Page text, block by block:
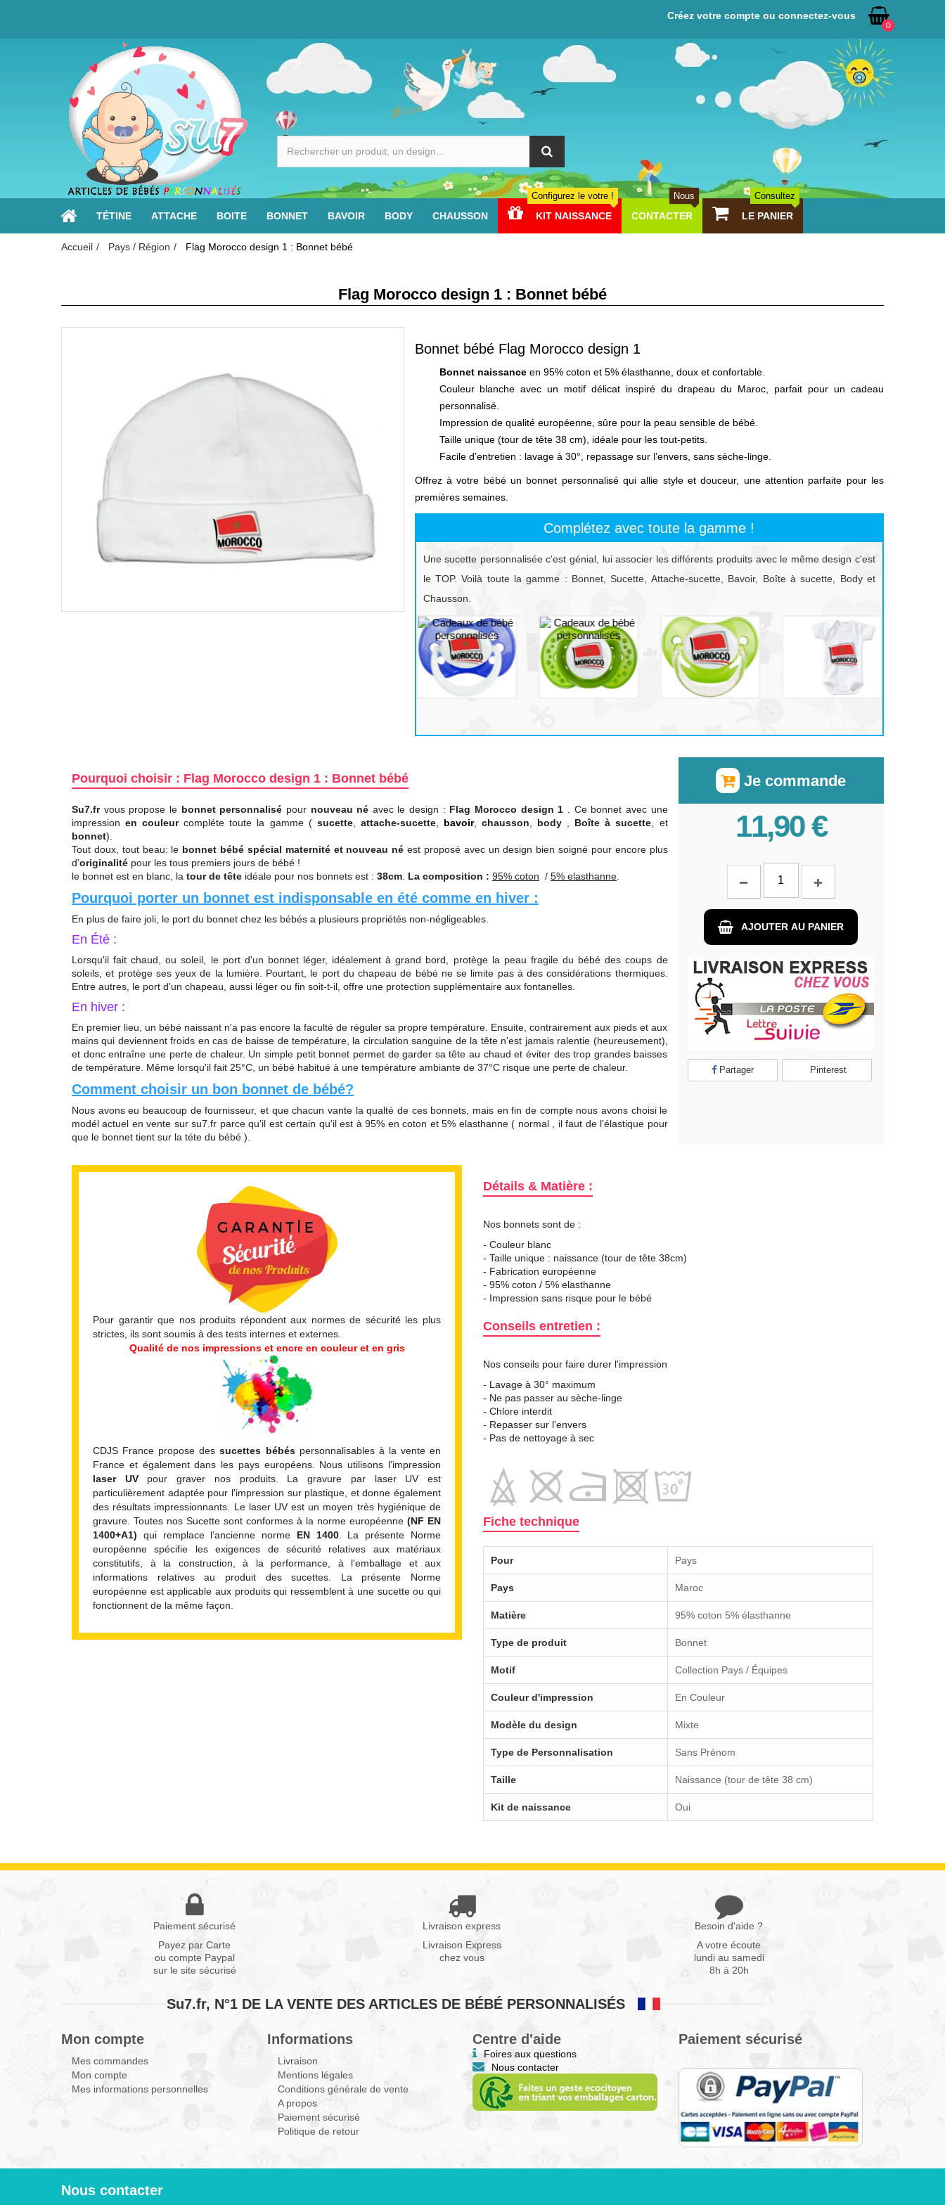
0
Créez votre compte ou connectez-vous
TÉTINE ATTACHE BOITE BONNET BAVOIR BODY CHAUSSON KIT NAISSANCE
Configurez le votre !
CONTACTER
Nous
LE PANIER
Consultez
Accueil Pays / Région Flag Morocco design 1 : Bonnet bébé
Flag Morocco design 1 : Bonnet bébé
Bonnet bébé Flag Morocco design 1
Bonnet naissanceen 95% coton et 5% élasthanne, doux et confortable.
Couleur blanche avec un motif délicat inspiré du drapeau du Maroc, parfait pour un cadeau
personnalisé.
Impression de qualité européenne, sûre pour la peau sensible de bébé.
Taille unique (tour de tête 38 cm), idéale pour les tout-petits.
Facile d’entretien : lavage à 30°, repassage sur l’envers, sans sèche-linge.
Offrez à votre bébé un bonnet personnalisé qui allie style et douceur, une attention parfaite pour les
premières semaines.
Complétez avec toute la gamme !
Une sucette personnalisée c'est génial, lui associer les différents produits avec le même design c'est
le TOP. Voilà toute la gamme : Bonnet, Sucette, Attache-sucette, Bavoir, Boîte à sucette, Body et
Chausson.
prev
Pourquoi choisir : Flag Morocco design 1 : Bonnet bébé
Su7.frvous propose le bonnet personnalisé pour nouveau né avec le design : Flag Morocco design 1
. Ce bonnet avec une
impressionen couleurcompléte toute la gamme ( sucette, attache-sucette, bavoir, chausson body Boîte à sucette , et
bonnet).
Tout doux, tout beau: le bonnet bébé spécial maternité et nouveau né est proposé avec un design bien soigné pour encore plus
d’originalité pour les tous premiers jours de bébé !
le bonnet est en blanc, la tour de tête idéale pour nos bonnets est : 38cm La composition : 95% coton / 5% elasthanne
Pourquoi porter un bonnet est indisponsable en été comme en hiver :
En plus de faire joli, le port du bonnet chez les bébés a plusieurs propriétés non-négligeables.
En Été :
Lorsqu'il fait chaud, ou soleil, le port d'un bonnet léger, idéalement à grand bord, protège la peau fragile du bébé des coups de
soleils, et protège ses yeux de la lumière. Pourtant, le port du chapeau de bébé ne se limite pas à des considérations thermiques.
Entre autres, le port d'un chapeau, aussi léger ou fin soit-t-il, offre une protection supplémentaire aux fontanelles.
En hiver :
En premier lieu, un bébé naissant n'a pas encore la faculté de réguler sa propre température. Ensuite, contrairement aux pieds et aux
mains qui deviennent froids en cas de baisse de température, la circulation sanguine de la tête n'est jamais ralentie (heureusement),
et donc entraîne une perte de chaleur. Un simple petit bonnet permet de garder sa tête au chaud et éviter des trop grandes baisses
de température. Même lorsqu'il fait 25°C, un bébé habitué à une température ambiante de 37°C risque une perte de chaleur.
Comment choisir un bon bonnet de bébé?
Nous avons eu beaucoup de fournisseur, et que chacun vante la qualté de ces bonnets, mais en fin de compte nous avons choisi le
modél actuel en vente sur su7.fr parce qu'il est certain qu'il est à 95% en coton et 5% elasthanne ( normal , il faut de l'élastique pour
que le bonnet tient sur la téte du bébé ).
Je commande
11,90 €
AJOUTER AU PANIER
Partager Pinterest
Pour garantir que nos produits répondent aux normes de sécurité les plus
strictes, ils sont soumis à des tests internes et externes.
Qualité de nos impressions et encre en couleur et en gris
CDJS France propose dessucettes bébéspersonnalisables à la vente en
France et également dans les pays européens. Nous utilisons l’impression
laser UVpour graver nos produits. La gravure par laser UV est
particulièrement adaptée pour l'impression sur plastique, et donne également
des résultats impressionnants. Le laser UV est un moyen très hygiénique de
gravure. Toutes nos Sucette sont conformes à la norme européenne (NF EN
1400+A1) qui remplace l’ancienne norme EN 1400. La présente Norme
européenne spécifie les exigences de sécurité relatives aux matériaux
constitutifs, à la construction, à la performance, à l'emballage et aux
informations relatives au produit des sucettes. La présente Norme
européenne est applicable aux produits qui ressemblent à une sucette ou qui
fonctionnent de la même façon.
Détails & Matière :
Nos bonnets sont de :
- Couleur blanc
- Taille unique : naissance (tour de tête 38cm)
- Fabrication européenne
- 95% coton / 5% elasthanne
- Impression sans risque pour le bébé
Conseils entretien :
Nos conseils pour faire durer l'impression
- Lavage à 30° maximum
- Ne pas passer au sèche-linge
- Chlore interdit
- Repasser sur l'envers
- Pas de nettoyage à sec
Fiche technique
Pour Pays
Pays Maroc
Matière 95% coton 5% élasthanne
Type de produit Bonnet
Motif Collection Pays / Équipes
Couleur d'impression En Couleur
Modèle du design Mixte
Type de Personnalisation Sans Prénom
Taille Naissance (tour de tête 38 cm)
Kit de naissance Oui
Paiement sécurisé
Payez par Carte
ou compte Paypal
sur le site sécurisé
Livraison express
Livraison Express
chez vous
Besoin d'aide ?
A votre écoute
lundi au samedi
8h à 20h
Su7.fr, N°1 DE LA VENTE DES ARTICLES DE BÉBÉ PERSONNALISÉS
Mon compte
Mes commandes
Mon compte
Mes informations personnelles
Informations
Livraison
Mentions légales
Conditions générale de vente
A propos
Paiement sécurisé
Politique de retour
Centre d'aide
Foires aux questions
Nous contacter
Paiement sécurisé
Nous contacter